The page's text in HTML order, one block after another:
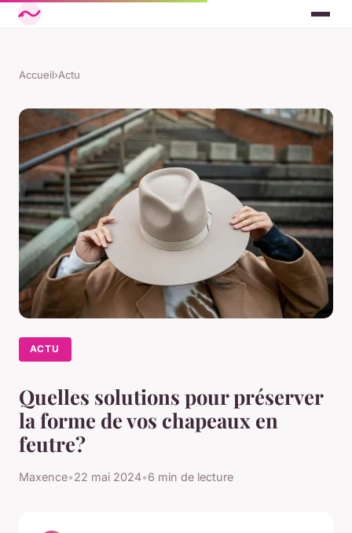
Accueil›Actu
ACTU
Quelles solutions pour préserver
la forme de vos chapeaux en
feutre?
Maxence•22 mai 2024•6 min de lecture